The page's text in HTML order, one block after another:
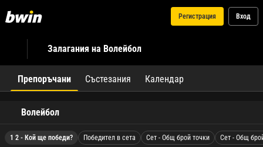
Регистрация Вход
Залагания на Волейбол
Препоръчани Състезания Календар
Волейбол
1 2 - Кой ще победи? Победител в сета Сет - Общ брой точки Сет - Общ